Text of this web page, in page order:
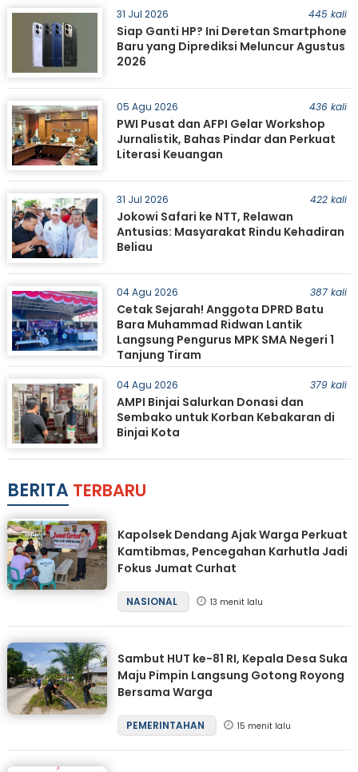
31 Jul 2026 445 kali
Siap Ganti HP? Ini Deretan Smartphone
Baru yang Diprediksi Meluncur Agustus
2026
05 Agu 2026 436 kali
PWI Pusat dan AFPI Gelar Workshop
Jurnalistik, Bahas Pindar dan Perkuat
Literasi Keuangan
31 Jul 2026 422 kali
Jokowi Safari ke NTT, Relawan
Antusias: Masyarakat Rindu Kehadiran
Beliau
04 Agu 2026 387 kali
Cetak Sejarah! Anggota DPRD Batu
Bara Muhammad Ridwan Lantik
Langsung Pengurus MPK SMA Negeri 1
Tanjung Tiram
04 Agu 2026 379 kali
AMPI Binjai Salurkan Donasi dan
Sembako untuk Korban Kebakaran di
Binjai Kota
BERITA TERBARU
Kapolsek Dendang Ajak Warga Perkuat
Kamtibmas, Pencegahan Karhutla Jadi
Fokus Jumat Curhat
NASIONAL 13 menit lalu
Sambut HUT ke-81 RI, Kepala Desa Suka
Maju Pimpin Langsung Gotong Royong
Bersama Warga
PEMERINTAHAN 15 menit lalu